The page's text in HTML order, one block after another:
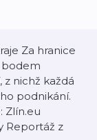
Za hranice
bodem
nichž každá
podnikání.
Zlín.eu
Reportáž z